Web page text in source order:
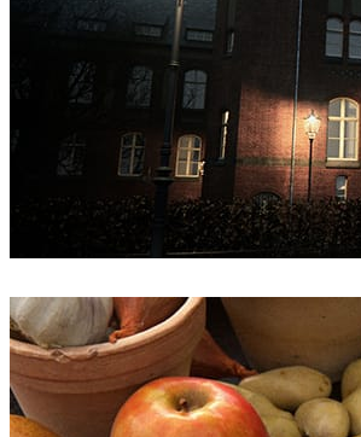
Bertrand BenoitArchitecture